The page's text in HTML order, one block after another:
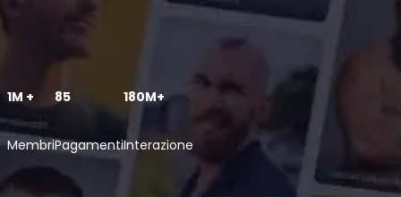
1M +
Membri
85
Pagamenti
180M+
Interazione